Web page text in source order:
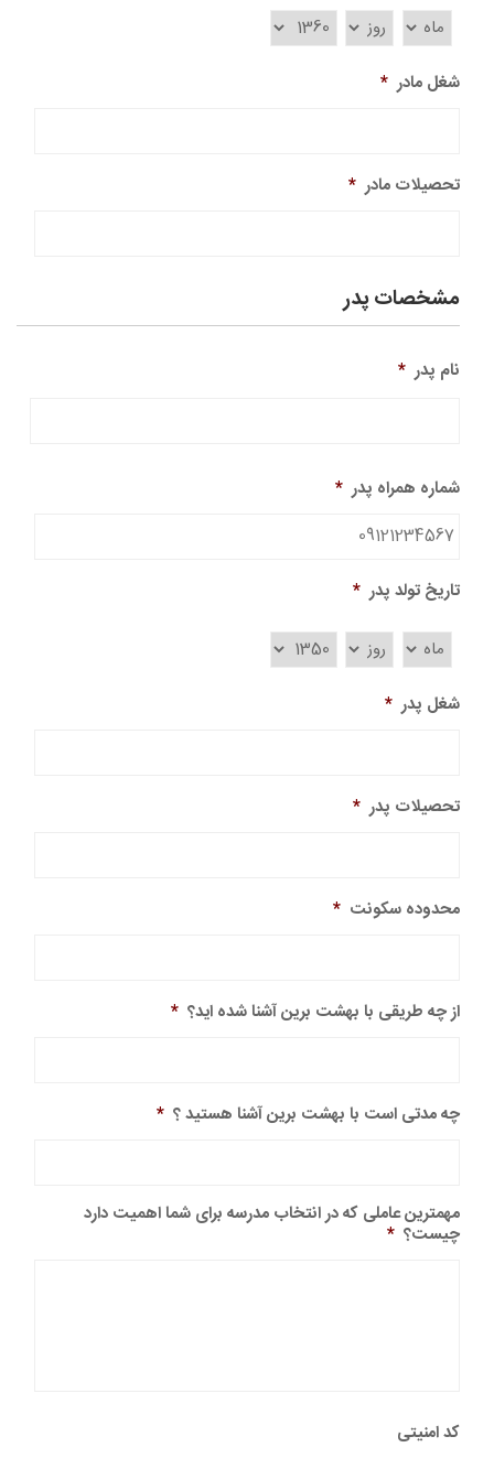
شغل مادر *
تحصیلات مادر *
مشخصات پدر
نام پدر *
شماره همراه پدر *
تاریخ تولد پدر *
شغل پدر *
تحصیلات پدر *
محدوده سکونت *
از چه طریقی با بهشت برین آشنا شده اید؟ *
چه مدتی است با بهشت برین آشنا هستید ؟ *
مهمترین عاملی که در انتخاب مدرسه برای شما اهمیت دارد
چیست؟ *
کد امنیتی